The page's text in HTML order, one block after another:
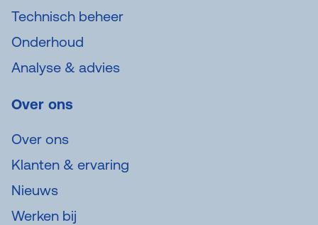
Technisch beheer
Onderhoud
Analyse & advies
Over ons
Over ons
Klanten & ervaring
Nieuws
Werken bij